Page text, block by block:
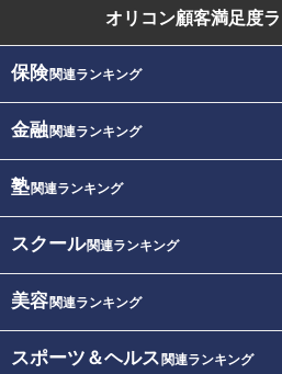
オリコン顧客満足度
保険関連ランキング
金融関連ランキング
塾関連ランキング
スクール関連ランキング
美容関連ランキング
スポーツ＆ヘルス 関連ランキング